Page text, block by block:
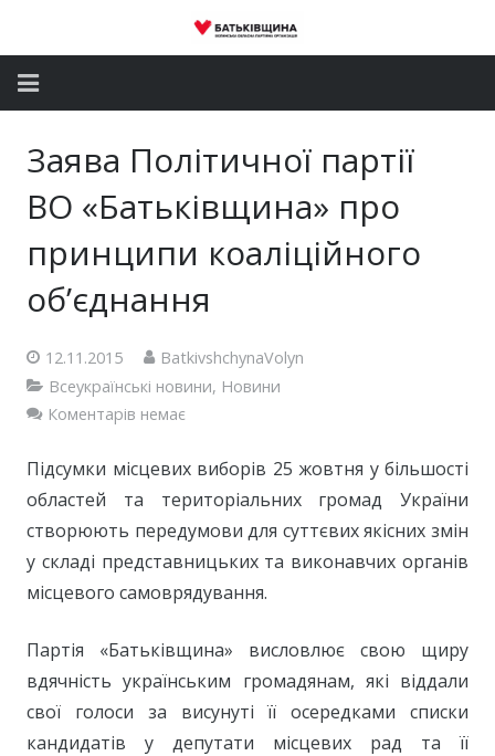
Депутатський корпус
Контакти
Заява Політичної партії
ВО «Батьківщина» про
принципи коаліційного
об’єднання
12.11.2015
BatkivshchynaVolyn
Всеукраїнські новини, Новини
Коментарів немає
Підсумки місцевих виборів 25 жовтня у більшості
областей та територіальних громад України
створюють передумови для суттєвих якісних змін
у складі представницьких та виконавчих органів
місцевого самоврядування.
Партія «Батьківщина» висловлює свою щиру
вдячність українським громадянам, які віддали
свої голоси за висунуті її осередками списки
кандидатів у депутати місцевих рад та її